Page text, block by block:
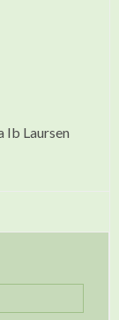
Ib Laursen